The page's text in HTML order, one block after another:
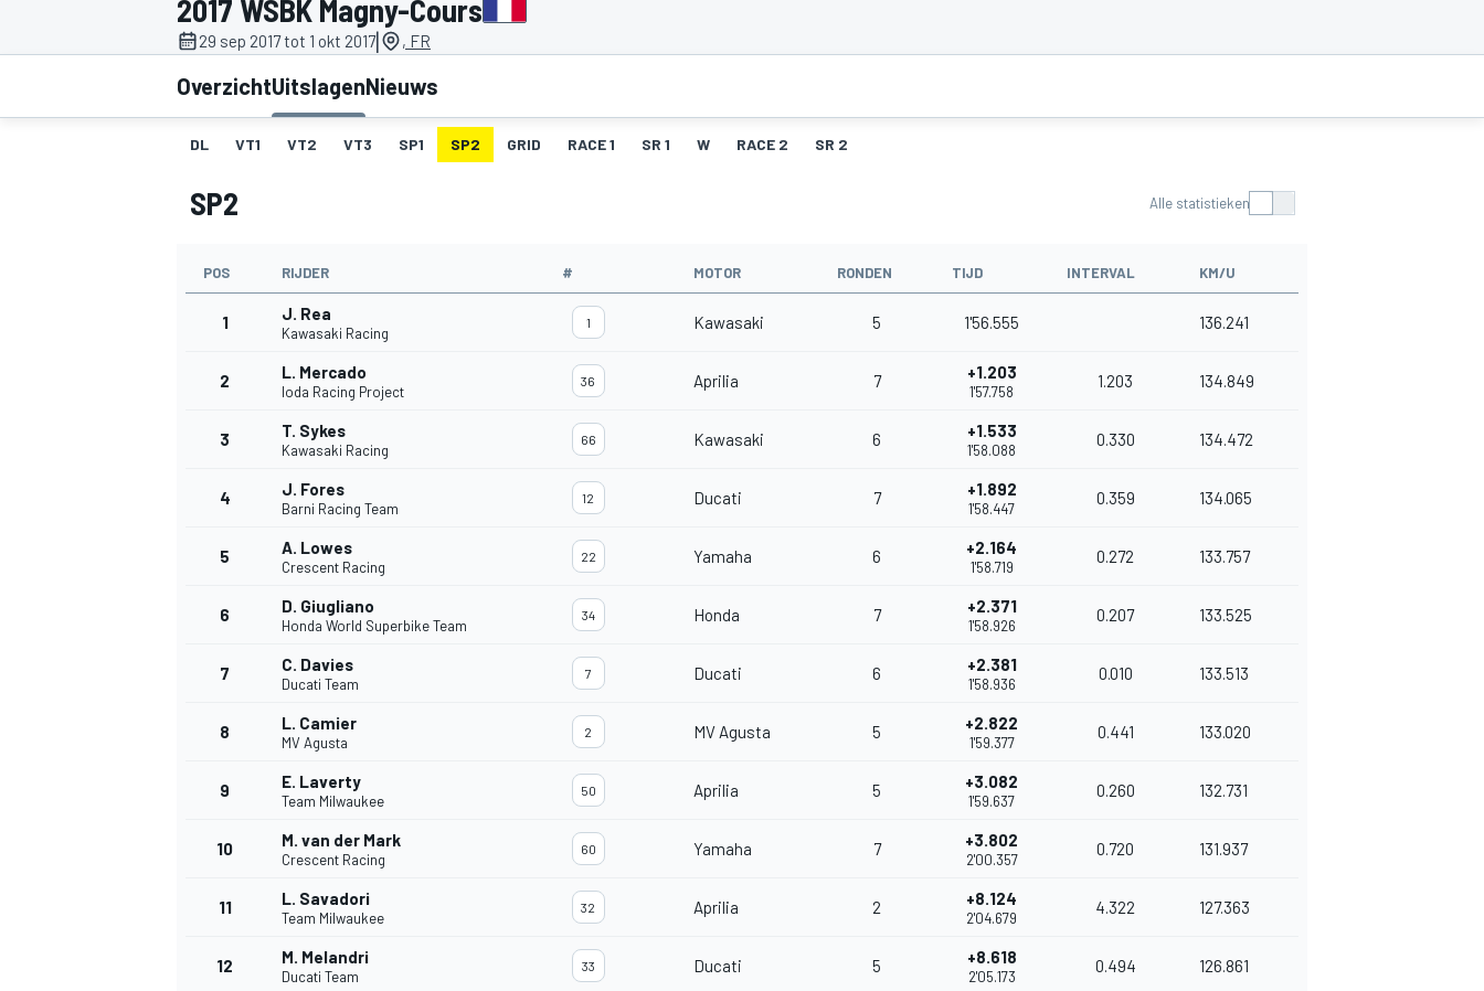
2017 WSBK Magny-Cours
29 sep 2017 tot 1 okt 2017| , FR
OverzichtUitslagenNieuws
DL VT1 VT2 VT3 SP1 SP2 GRID RACE 1 SR 1 W RACE 2 SR 2
SP2 Alle statistieken
POS RIJDER # MOTOR RONDEN TIJD INTERVAL KM/U
1 J. Rea
Kawasaki Racing
1 Kawasaki 5 1'56.555 136.241
2 L. Mercado
Ioda Racing Project
36 Aprilia 7 +1.203
1'57.758
1.203 134.849
3 T. Sykes
Kawasaki Racing
66 Kawasaki 6 +1.533
1'58.088
0.330 134.472
4 J. Fores
Barni Racing Team
12 Ducati 7 +1.892
1'58.447
0.359 134.065
5 A. Lowes
Crescent Racing
22 Yamaha 6 +2.164
1'58.719
0.272 133.757
6 D. Giugliano
Honda World Superbike Team
34 Honda 7 +2.371
1'58.926
0.207 133.525
7 C. Davies
Ducati Team
7 Ducati 6 +2.381
1'58.936
0.010 133.513
8 L. Camier
MV Agusta
2 MV Agusta 5 +2.822
1'59.377
0.441 133.020
9 E. Laverty
Team Milwaukee
50 Aprilia 5 +3.082
1'59.637
0.260 132.731
10 M. van der Mark
Crescent Racing
60 Yamaha 7 +3.802
2'00.357
0.720 131.937
11 L. Savadori
Team Milwaukee
32 Aprilia 2 +8.124
2'04.679
4.322 127.363
12 M. Melandri
Ducati Team
33 Ducati 5 +8.618
2'05.173
0.494 126.861